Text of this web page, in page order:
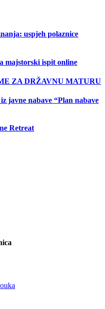
uspjeh polaznice
majstorski ispit online
ZA DRŽAVNU MATURU
javne nabave “Plan nabave
Retreat